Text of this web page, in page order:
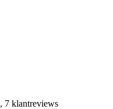
7 klantreviews